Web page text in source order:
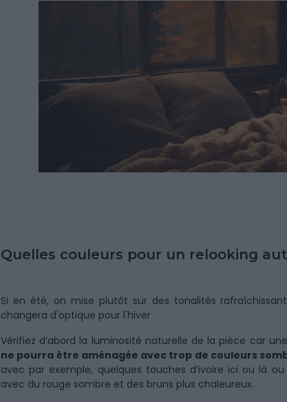
Quelles couleurs pour un relooking
Si en été, on mise plutôt sur des tonalités
changera d'optique pour l'hiver
Vérifiez d’abord la luminosité naturelle de la pièce car une
ne pourra être aménagée avec trop de couleurs
avec par exemple, quelques touches d’ivoire ici ou là
avec du rouge sombre et des bruns plus chaleureux.